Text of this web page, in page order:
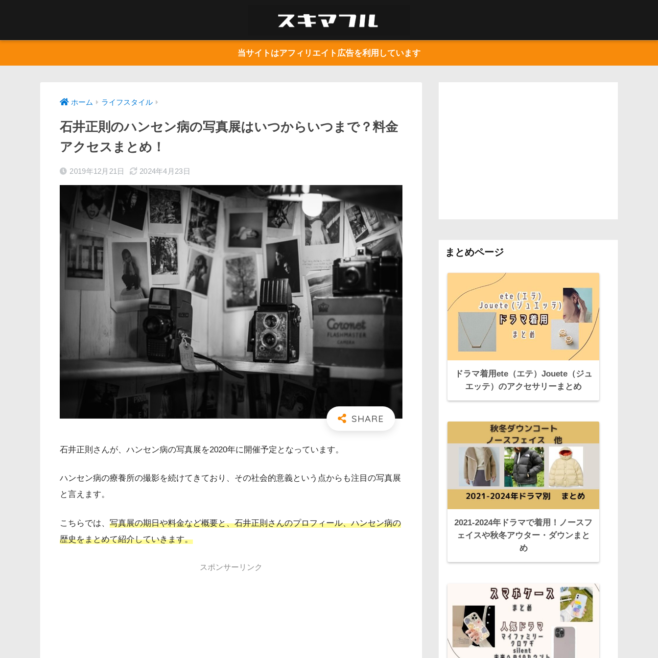
当サイトはアフィリエイト広告を利用しています
ホーム ライフスタイル
石井正則のハンセン病の写真展はいつからいつまで？料金
アクセスまとめ！
2019年12月21日 2024年4月23日
石井正則さんが、ハンセン病の写真展を2020年に開催予定となっています。
ハンセン病の療養所の撮影を続けてきており、その社会的意義という点からも注目の写真展
と言えます。
こちらでは、 写真展の期日や料金など概要と、石井正則さんのプロフィール、ハンセン病の
歴史をまとめて紹介していきます。
スポンサーリンク
まとめページ
ドラマ着用ete（エテ）Jouete（ジュ
エッテ）のアクセサリーまとめ
2021-2024年ドラマで着用！ノースフ
ェイスや秋冬アウター・ダウンまと
め